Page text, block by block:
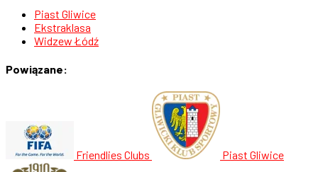
Piast Gliwice
Ekstraklasa
Widzew Łódź
Powiązane:
Friendlies Clubs Piast Gliwice